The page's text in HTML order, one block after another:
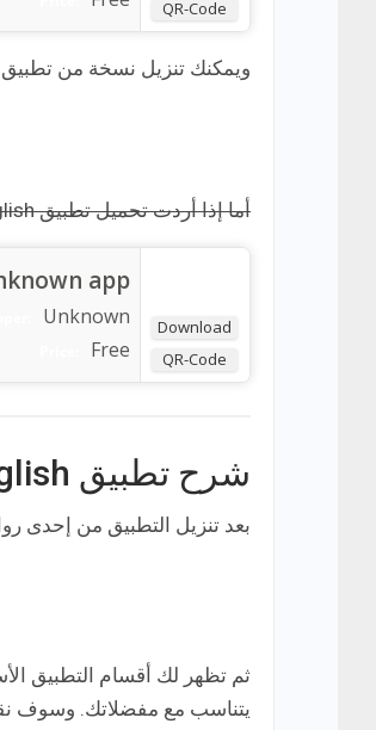
QR-Code
ويمكنك تنزيل نسخة من تطبيق BBC Learning English بصيغة apk فقم بالضغط على الرابط التالي:
أما إذا أردت تحميل تطبيق BBC Learning English لهواتف الأيفون، فيمكنك ذلك عبر الضغط على الرابط التالي:
Download
QR-Code
app
Unknown
Free
شرح تطبيق BBC Learning English
بعد تنزيل التطبيق من إحدى
يتناسب مع مفضلاتك. وسوف